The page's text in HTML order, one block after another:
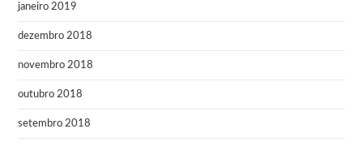
janeiro 2019
dezembro 2018
novembro 2018
outubro 2018
setembro 2018